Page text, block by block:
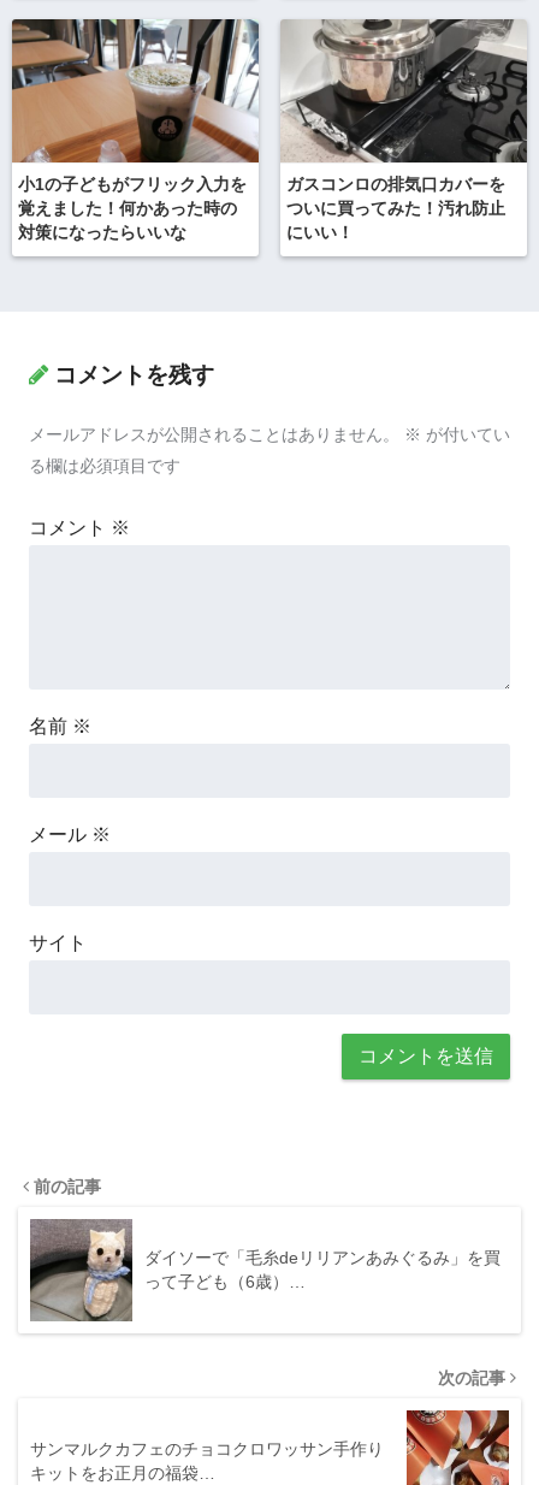
小1の子どもがフリック入力を
覚えました！何かあった時の
対策になったらいいな
ガスコンロの排気口カバーを
ついに買ってみた！汚れ防止
にいい！
コメントを残す
メールアドレスが公開されることはありません。 ※ が付いてい
る欄は必須項目です
コメント ※
名前 ※
メール ※
サイト
前の記事
ダイソーで「毛糸deリリアンあみぐるみ」を買
って子ども（6歳）…
次の記事
サンマルクカフェのチョコクロワッサン手作り
キットをお正月の福袋…